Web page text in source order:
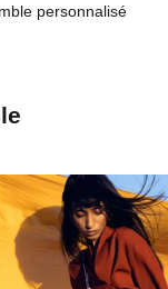
personnalisé